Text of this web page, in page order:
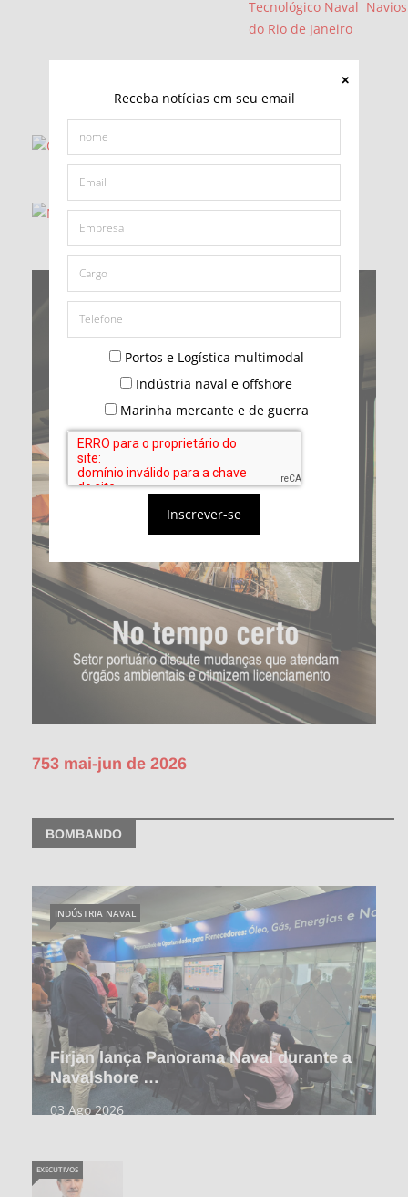
Receba notícias em seu email
Portos e Logística multimodal
Indústria naval e offshore
Marinha mercante e de guerra
Inscrever-se
753 mai-jun de 2026
BOMBANDO
Firjan lança Panorama Naval durante a
Navalshore …
03 Ago 2026
INDÚSTRIA NAVAL
EXECUTIVOS